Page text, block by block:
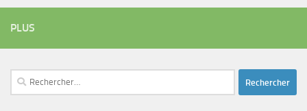
PLUS
Rechercher :